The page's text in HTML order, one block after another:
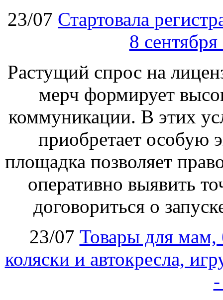
23/07 Стартовала
8
Растущий спрос на
мерч формирует
коммуникации. В этих
приобретает особую
площадка позволяет
оперативно выявить
договориться о
23/07 Товары для мам,
коляски и автокресла,